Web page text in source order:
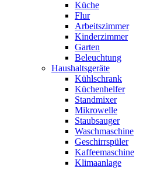
Küche
Flur
Arbeitszimmer
Kinderzimmer
Garten
Beleuchtung
Haushaltsgeräte
Kühlschrank
Küchenhelfer
Standmixer
Mikrowelle
Staubsauger
Waschmaschine
Geschirrspüler
Kaffeemaschine
Klimaanlage